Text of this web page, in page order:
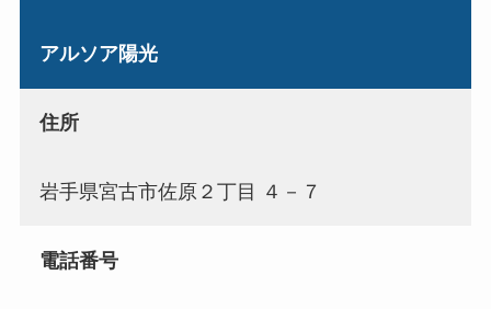
アルソア陽光
住所
岩手県宮古市佐原２丁目 ４－７
電話番号